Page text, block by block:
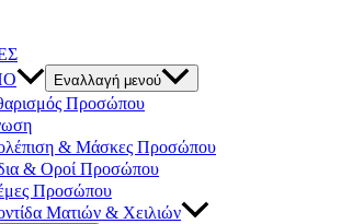
Εναλλαγή μενού
Προσώπου
& Μάσκες Προσώπου
& Οροί Προσώπου
Προσώπου
Ματιών & Χειλιών